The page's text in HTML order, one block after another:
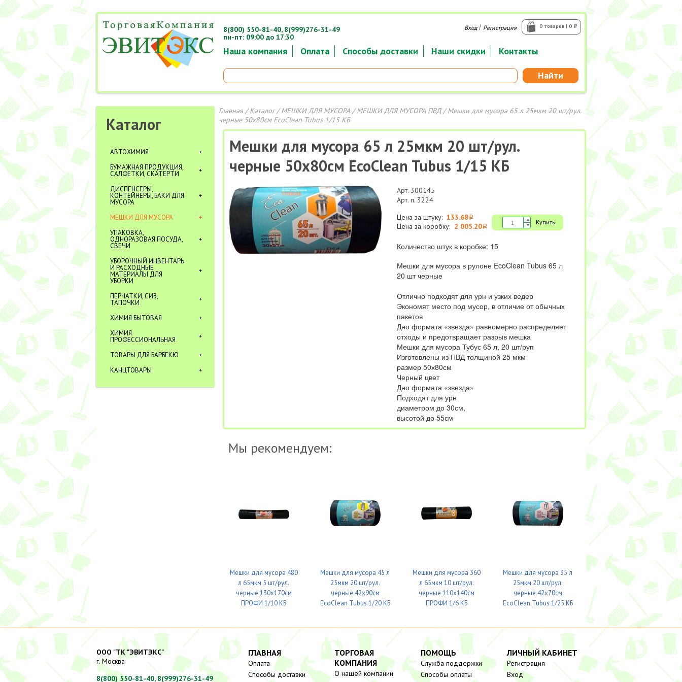
Наша компания Оплата Способы доставки Наши скидки Контакты
Найти
0 товаров | 0 i
Вход/ Регистрация
8(800) 550-81-40, 8(999)276-31-49
пн-пт: 09:00 до 17:30
Каталог
АВТОХИМИЯ
БУМАЖНАЯ ПРОДУКЦИЯ,
САЛФЕТКИ, СКАТЕРТИ
ДИСПЕНСЕРЫ,
КОНТЕЙНЕРЫ, БАКИ ДЛЯ
МУСОРА
МЕШКИ ДЛЯ МУСОРА
УПАКОВКА,
ОДНОРАЗОВАЯ ПОСУДА,
СВЕЧИ
УБОРОЧНЫЙ ИНВЕНТАРЬ
И РАСХОДНЫЕ
МАТЕРИАЛЫ ДЛЯ
УБОРКИ
ПЕРЧАТКИ, СИЗ,
ТАПОЧКИ
ХИМИЯ БЫТОВАЯ
ХИМИЯ
ПРОФЕССИОНАЛЬНАЯ
ТОВАРЫ ДЛЯ БАРБЕКЮ
КАНЦТОВАРЫ
Главная/Каталог/МЕШКИ ДЛЯ МУСОРА/МЕШКИ ДЛЯ МУСОРА ПВД/ Мешки для мусора 65 л 25мкм 20 шт/рул.
черные 50х80см EcoClean Tubus 1/15 КБ
Мешки для мусора 65 л 25мкм 20 шт/рул.
черные 50х80см EcoClean Tubus 1/15 КБ
Арт. 300145
Арт. п. 3224
Цена за штуку: 133.68 i
Цена за коробку: 2 005.20i
Купить
Количество штук в коробке: 15
Мешки для мусора в рулоне EcoClean Tubus 65 л
20 шт черные
Отлично подходят для урн и узких ведер
Экономят место под мусор, в отличие от обычных
пакетов
Дно формата «звезда» равномерно распределяет
отходы и предотвращает разрыв мешка
Мешки для мусора Тубус 65 л, 20 шт/руп
Изготовлены из ПВД толщиной 25 мкм
размер 50х80см
Черный цвет
Дно формата «звезда»
Подходят для урн
диаметром до 30см,
высотой до 55см
Мы рекомендуем:
Мешки для мусора 480
л 65мкм 5 шт/рул.
черные 130х170см
ПРОФИ 1/10 КБ
Мешки для мусора 45 л
25мкм 20 шт/рул.
черные 42х90см
EcoClean Tubus 1/20 КБ
Мешки для мусора 360
л 65мкм 10 шт/рул.
черные 110х140см
ПРОФИ 1/6 КБ
Мешки для мусора 35 л
25мкм 20 шт/рул.
черные 42х70см
EcoClean Tubus 1/25 КБ
ООО "ТК "ЭВИТЭКС"
г. Москва
8(800) 550-81-40, 8(999)276-31-49
ГЛАВНАЯ
Оплата
Способы доставки
ТОРГОВАЯ
КОМПАНИЯ
О нашей компании
ПОМОЩЬ
Служба поддержки
Способы оплаты
ЛИЧНЫЙ КАБИНЕТ
Регистрация
Вход